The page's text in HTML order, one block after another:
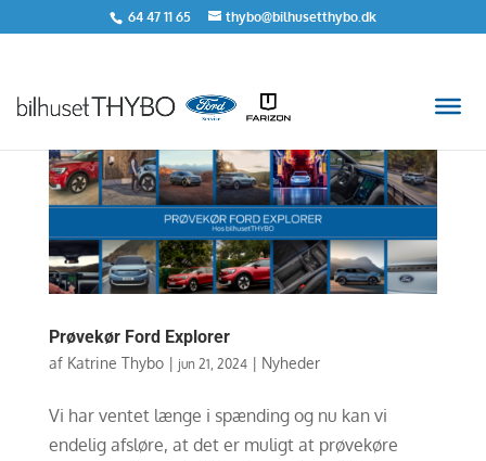
64 47 11 65 thybo@bilhusetthybo.dk
Prøvekør Ford Explorer
af Katrine Thybo| jun 21, 2024| Nyheder
Vi har ventet længe i spænding og nu kan vi
endelig afsløre, at det er muligt at prøvekøre